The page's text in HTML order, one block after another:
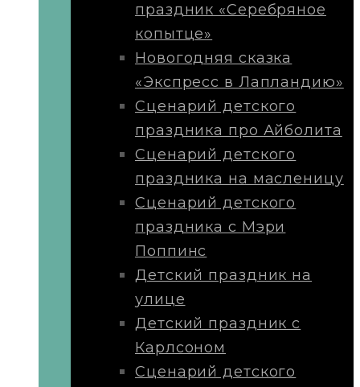
праздник «Серебряное
копытце»
Новогодняя сказка
«Экспресс в Лапландию»
Сценарий детского
праздника про Айболита
Сценарий детского
праздника на масленицу
Сценарий детского
праздника с Мэри
Поппинс
Детский праздник на
улице
Детский праздник с
Карлсоном
Сценарий детского